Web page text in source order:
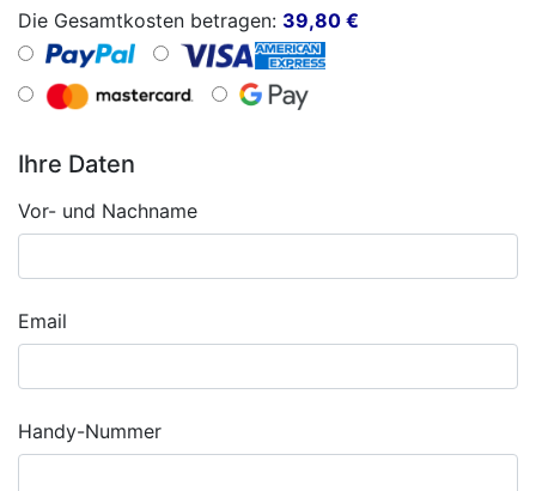
Die Gesamtkosten betragen: 39,80 €
Ihre Daten
Vor- und Nachname
Email
Handy-Nummer